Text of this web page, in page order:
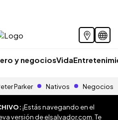
y negociosVida
Parker Nativos Negocios
¡Estás navegando en el
versión deelsalvador.com . Te